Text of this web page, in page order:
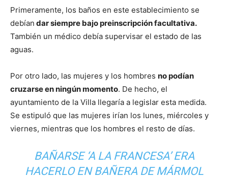
Primeramente, los baños en este establecimiento se
debían dar siempre bajo preinscripción facultativa.
También un médico debía supervisar el estado de las
aguas.
Por otro lado, las mujeres y los hombres no podían
cruzarse en ningún momento. De hecho, el
ayuntamiento de la Villa llegaría a legislar esta medida.
Se estipuló que las mujeres irían los lunes, miércoles y
viernes, mientras que los hombres el resto de días.
BAÑARSE ‘A LA FRANCESA’ ERA
HACERLO EN BAÑERA DE MÁRMOL